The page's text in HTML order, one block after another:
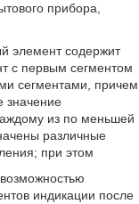
прибора,
элемент содержит
с первым сегментом
сегментами, причем
значение
из по меньшей
различные
при этом
индикации после